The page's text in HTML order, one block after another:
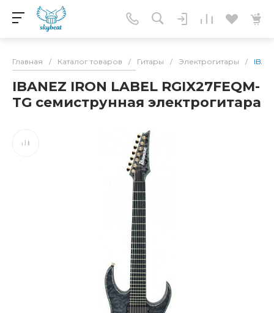
Главная / Каталог товаров / Гитары / Электрогитары /
IBANEZ IRON LABEL RGIX27FEQM-
TG семиструнная электрогитара